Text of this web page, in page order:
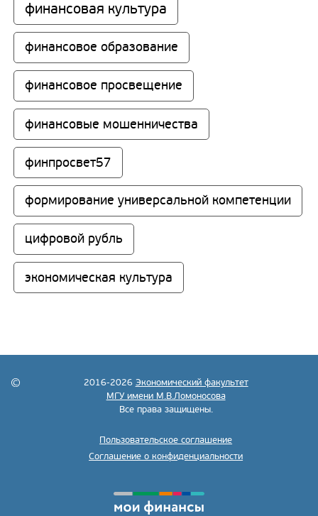
финансовая культура
финансовое образование
финансовое просвещение
финансовые мошенничества
финпросвет57
формирование универсальной компетенции
цифровой рубль
экономическая культура
2016-2026 Экономический факультет
МГУ имени М.В.Ломоносова
Все права защищены.
Пользовательское соглашение
Соглашение о конфиденциальности